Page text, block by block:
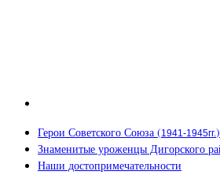
Герои Советского Союза (1941-1945гг.)
Знаменитые уроженцы Дигорского
Наши достопримечательности